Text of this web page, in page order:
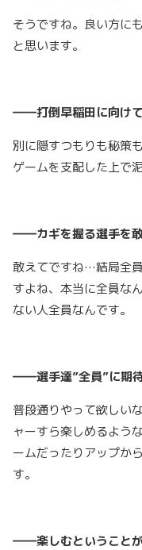
そうですね。良い方に
と思います。
――打倒早稲田に向け
別に隠すつもりも秘策
ゲームを支配した上で
――カギを握る選手を
敢えてですね…結局全
すよね、本当に全員な
ない人全員なんです。
――選手達”全員”に期
普段通りやって欲しい
ャーすら楽しめるよう
ームだったりアップか
す。
――楽しむということ